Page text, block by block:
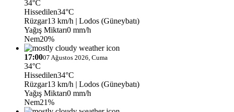
34°C
Hissedilen34°C
Rüzgar13 km/h | Lodos (Güneybatı)
Yağış Miktarı0 mm/h
Nem20%
17:0007 Ağustos 2026, Cuma
34°C
Hissedilen34°C
Rüzgar13 km/h | Lodos (Güneybatı)
Yağış Miktarı0 mm/h
Nem21%